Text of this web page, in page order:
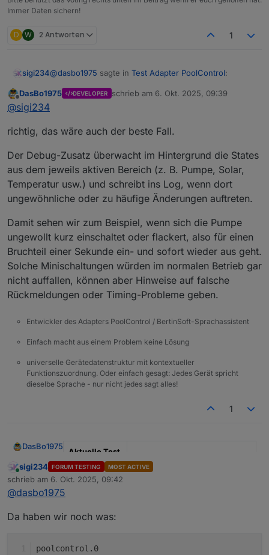
Immer Daten sichern!
D W 2 Antworten 1
sigi234@dasbo1975 sagte in Test Adapter PoolControl:
besonders, wenn ihr den neuen SystemCheck
Na ja, viel steht da nicht drinnen?
Offline
DasBo1975 DEVELOPER schrieb am 6. Okt. 2025, 09:39
zuletzt editiert von
@sigi234
richtig, das wäre auch der beste Fall.
Der Debug-Zusatz überwacht im Hintergrund die States
aus dem jeweils aktiven Bereich (z. B. Pumpe, Solar,
Temperatur usw.) und schreibt ins Log, wenn dort
ungewöhnliche oder zu häufige Änderungen auftreten.
Damit sehen wir zum Beispiel, wenn sich die Pumpe
ungewollt kurz einschaltet oder flackert, also für einen
Bruchteil einer Sekunde ein- und sofort wieder aus geht.
Solche Minischaltungen würden im normalen Betrieb gar
nicht auffallen, können aber Hinweise auf falsche
Rückmeldungen oder Timing-Probleme geben.
Entwickler des Adapters PoolControl / BertinSoft-Sprachassistent
Einfach macht aus einem Problem keine Lösung
universelle Gerätedatenstruktur mit kontextueller
Funktionszuordnung. Oder einfach gesagt: Jedes Gerät spricht
dieselbe Sprache - nur nicht jedes sagt alles!
1
DasBo1975
Aktuelle Test
Version
1.4.1
Veröffentlichu
Github Link
Online
sigi234 FORUM TESTING MOST ACTIVE
schrieb am 6. Okt. 2025, 09:42
zuletzt editiert von
@dasbo1975
Da haben wir noch was:
poolcontrol.0